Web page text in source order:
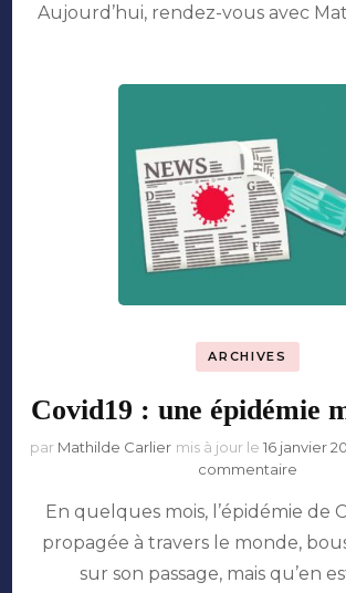
Aujourd’hui, rendez-vous avec
ARCHIVES
Covid19 : une épidémie
par Mathilde Carlier mis à jour le 16 janvier
commentaire
:
une
En quelques mois, l’épidémie de
propagée à travers le monde,
sur son passage, mais qu’en